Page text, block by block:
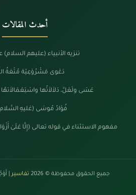
أحدث المقالات
تنزيه الأنبياء (عليهم
دَعْوى مَشْرُوْعِيّة مُتْعَةُ
عَسَى ولَعَلَّ، دَلاَلاَتُها واسْتِعْمَالاَتهُا
فُؤادُ مُوسَى (عَليهِ
مفهوم الاستثناء في قوله تعالى (إِلَّا عَلَىٰ
جميع الحقوق محفوظة © 2026 تفاسير|